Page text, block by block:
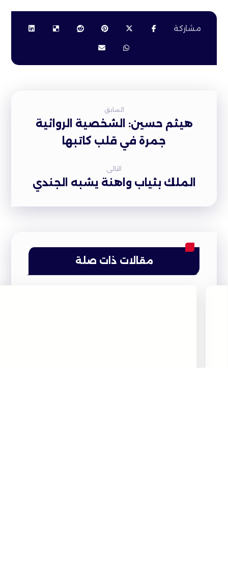
السابق
هيثم حسين: الشخصية الروائية
جمرة في قلب كاتبها
التالى
الملك بثياب واهنة يشبه الجندي
مقالات ذات صلة